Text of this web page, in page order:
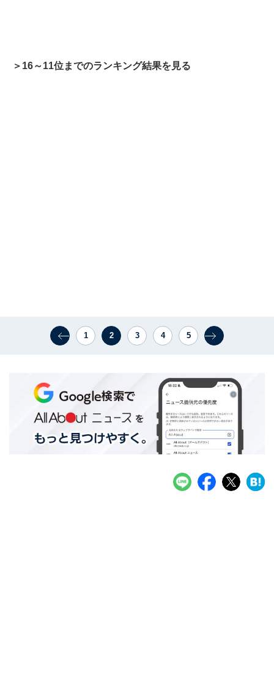
＞16～11位までのランキング結果を見る
1 2 3 4 5